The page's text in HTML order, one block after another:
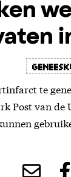
te
Post van